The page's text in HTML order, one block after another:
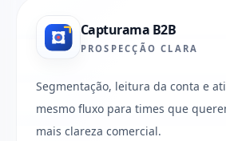
Capturama B2B
PROSPECÇÃO CLARA
Segmentação, leitura da conta e
mesmo fluxo para times que
mais clareza comercial.